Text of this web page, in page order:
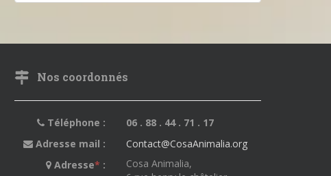
Nos coordonnés
Téléphone :
06 . 88 . 44 . 71 . 17
Adresse mail :
Contact@CosaAnimalia.org
Adresse* :
Cosa Animalia,